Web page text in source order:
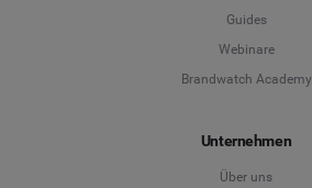
Guides
Webinare
Brandwatch Academy
Unternehmen
Über uns